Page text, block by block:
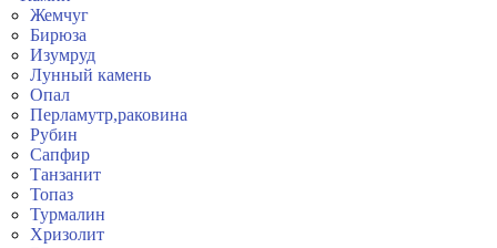
Жемчуг
Бирюза
Изумруд
Лунный камень
Опал
Перламутр,раковина
Рубин
Сапфир
Танзанит
Топаз
Турмалин
Хризолит